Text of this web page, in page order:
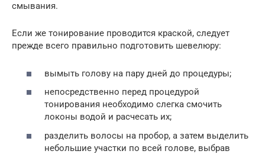
смывания.
Если же тонирование проводится краской, следует
прежде всего правильно подготовить шевелюру:
вымыть голову на пару дней до процедуры;
непосредственно перед процедурой
тонирования необходимо слегка смочить
локоны водой и расчесать их;
разделить волосы на пробор, а затем выделить
небольшие участки по всей голове, выбрав